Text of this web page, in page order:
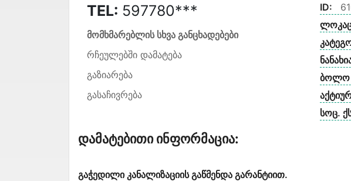
TEL: 597780***
მომხმარებლის სხვა განცხადებები
რჩეულებში დამატება
გაზიარება
გასაჩივრება
ID:
ბოლო
სოც.
Დამატებითი Ინფორმაცია:
გაჭედილი კანალიზაციის გაწმენდა გარანტიით.